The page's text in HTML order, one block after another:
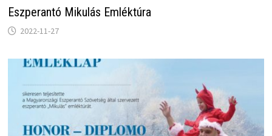
Eszperantó Mikulás Emléktúra
2022-11-27